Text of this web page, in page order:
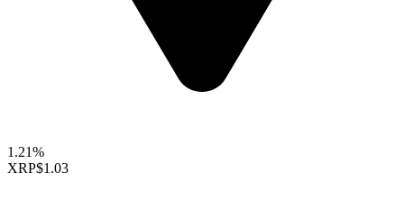
1.21%
XRP$1.03